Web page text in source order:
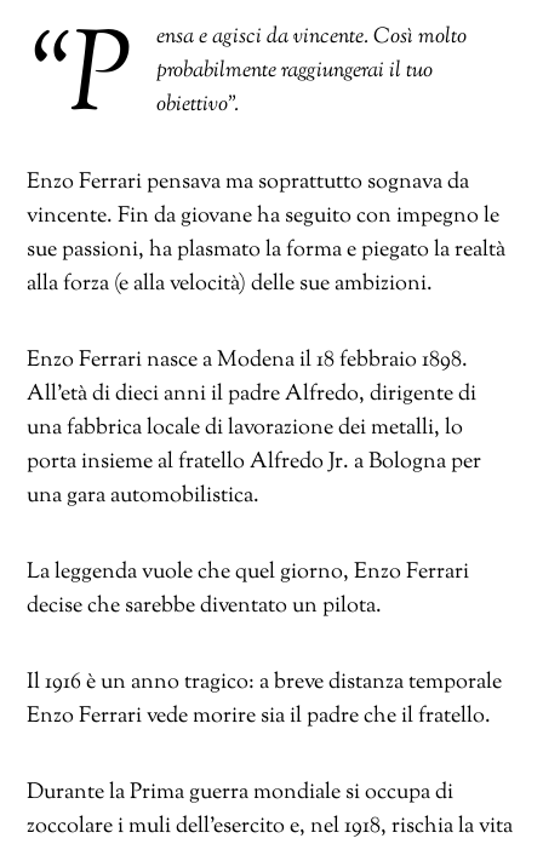
“P
ensa e agisci da vincente. Così molto
probabilmente raggiungerai il tuo
obiettivo”.
Enzo Ferrari pensava ma soprattutto sognava da
vincente. Fin da giovane ha seguito con impegno le
sue passioni, ha plasmato la forma e piegato la realtà
alla forza (e alla velocità) delle sue ambizioni.
Enzo Ferrari nasce a Modena il 18 febbraio 1898.
All’età di dieci anni il padre Alfredo, dirigente di
una fabbrica locale di lavorazione dei metalli, lo
porta insieme al fratello Alfredo Jr. a Bologna per
una gara automobilistica.
La leggenda vuole che quel giorno, Enzo Ferrari
decise che sarebbe diventato un pilota.
Il 1916 è un anno tragico: a breve distanza temporale
Enzo Ferrari vede morire sia il padre che il fratello.
Durante la Prima guerra mondiale si occupa di
zoccolare i muli dell’esercito e, nel 1918, rischia la vita